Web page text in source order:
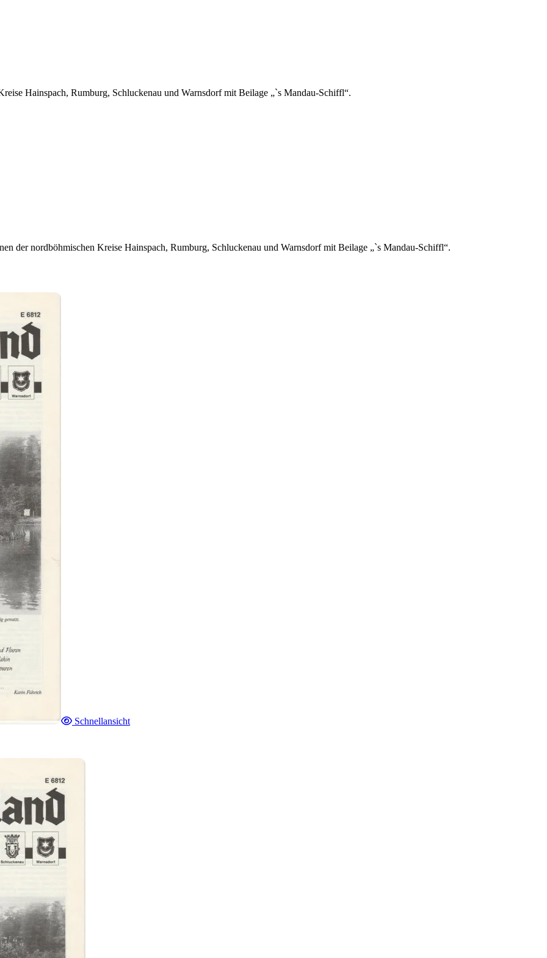
Hainspach, Rumburg, Schluckenau und Warnsdorf mit Beilage „`s Mandau-Schiffl“.
der nordböhmischen Kreise Hainspach, Rumburg, Schluckenau und Warnsdorf mit Beilage „`s Mandau-Schiffl“.
Schnellansicht